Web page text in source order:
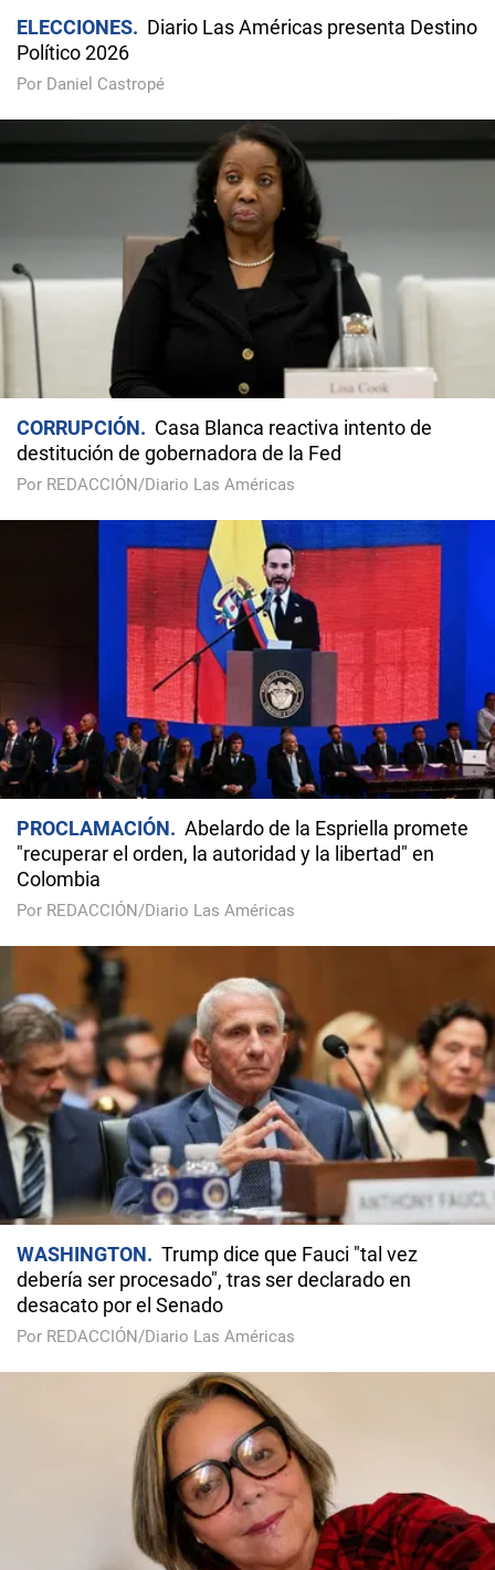
ELECCIONES
Diario Las Américas presenta Destino
Político 2026
Por Daniel Castropé
CORRUPCIÓN
Casa Blanca reactiva intento de
destitución de gobernadora de la Fed
Por REDACCIÓN/Diario Las Américas
PROCLAMACIÓN
Abelardo de la Espriella promete
"recuperar el orden, la autoridad y la libertad" en
Colombia
Por REDACCIÓN/Diario Las Américas
WASHINGTON
Trump dice que Fauci "tal vez
debería ser procesado", tras ser declarado en
desacato por el Senado
Por REDACCIÓN/Diario Las Américas